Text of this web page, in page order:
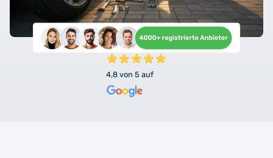
4,8 von 5 auf